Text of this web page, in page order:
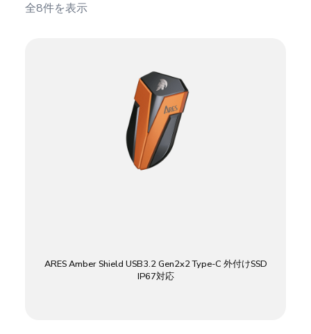
全8件を表示
ARES Amber Shield USB3.2 Gen2x2 Type-C 外付けSSD
IP67対応